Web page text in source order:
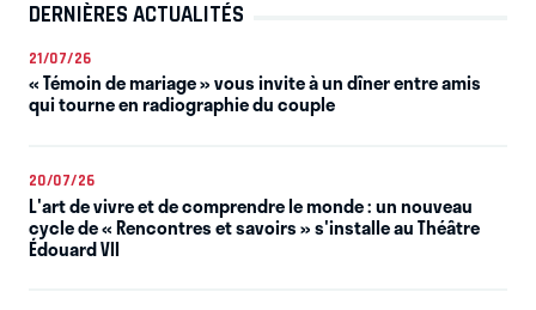
DERNIÈRES ACTUALITÉS
21/07/26
« Témoin de mariage » vous invite à un dîner entre amis
qui tourne en radiographie du couple
20/07/26
L'art de vivre et de comprendre le monde : un nouveau
cycle de « Rencontres et savoirs » s'installe au Théâtre
Édouard VII